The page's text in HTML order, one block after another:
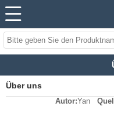
Über uns
Autor:Yan